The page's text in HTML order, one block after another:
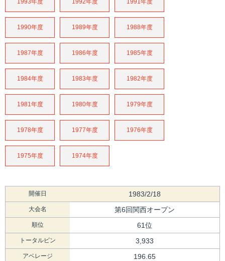
1990年度 1989年度 1988年度
1987年度 1986年度 1985年度
1984年度 1983年度 1982年度
1981年度 1980年度 1979年度
1978年度 1977年度 1976年度
1975年度 1974年度
開催日 1983/2/18
大会名 第6回関西オープン
順位 61位
トータルピン 3,933
アベレージ 196.65